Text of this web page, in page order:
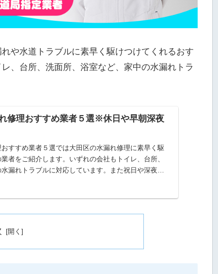
や水道トラブルに素早く駆けつけてくれるおす
、台所、洗面所、浴室など、家中の水漏れトラ
修理おすすめ業者５選※休日や早朝深夜
すすめ業者５選では大田区の水漏れ修理に素早く駆
者をご紹介します。いずれの会社もトイレ、台所、
漏れトラブルに対応しています。また祝日や深夜、